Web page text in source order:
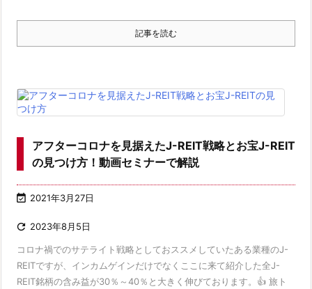
記事を読む
アフターコロナを見据えたJ-REIT戦略とお宝J-REIT
の見つけ方！動画セミナーで解説
 2021年3月27日
 2023年8月5日
コロナ禍でのサテライト戦略としておススメしていたある業種のJ-
REITですが、インカムゲインだけでなくここに来て紹介した全J-
REIT銘柄の含み益が30％～40％と大きく伸びております。👍 旅ト